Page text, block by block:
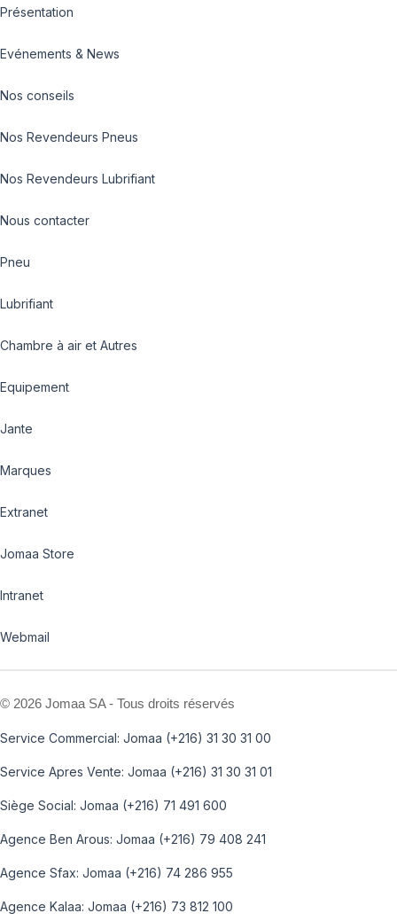
Présentation
Evénements & News
Nos conseils
Nos Revendeurs Pneus
Nos Revendeurs Lubrifiant
Nous contacter
Pneu
Lubrifiant
Chambre à air et Autres
Equipement
Jante
Marques
Extranet
Jomaa Store
Intranet
Webmail
© 2026 Jomaa SA - Tous droits réservés
Service Commercial: Jomaa (+216) 31 30 31 00
Service Apres Vente: Jomaa (+216) 31 30 31 01
Siège Social: Jomaa (+216) 71 491 600
Agence Ben Arous: Jomaa (+216) 79 408 241
Agence Sfax: Jomaa (+216) 74 286 955
Agence Kalaa: Jomaa (+216) 73 812 100